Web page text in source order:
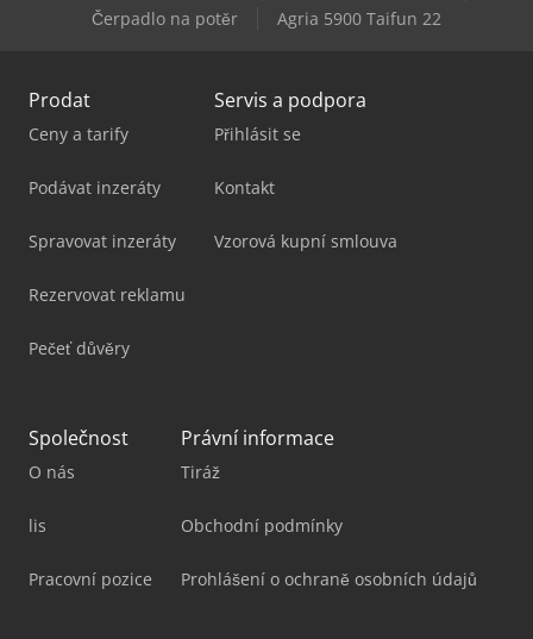
Yanmar Vio38-6
Čerpadlo na potěr
Agria 5900 Taifun 22
Prodat
Ceny a tarify
Podávat inzeráty
Spravovat inzeráty
Rezervovat reklamu
Pečeť důvěry
Servis a podpora
Přihlásit se
Kontakt
Vzorová kupní smlouva
Společnost
O nás
lis
Pracovní pozice
Právní informace
Tiráž
Obchodní podmínky
Prohlášení o ochraně osobních údajů